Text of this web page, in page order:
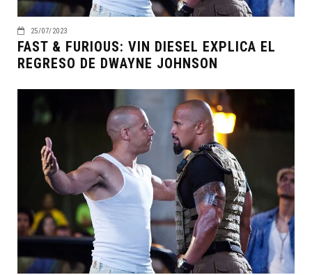
25/07/2023
FAST & FURIOUS: VIN DIESEL EXPLICA EL
REGRESO DE DWAYNE JOHNSON